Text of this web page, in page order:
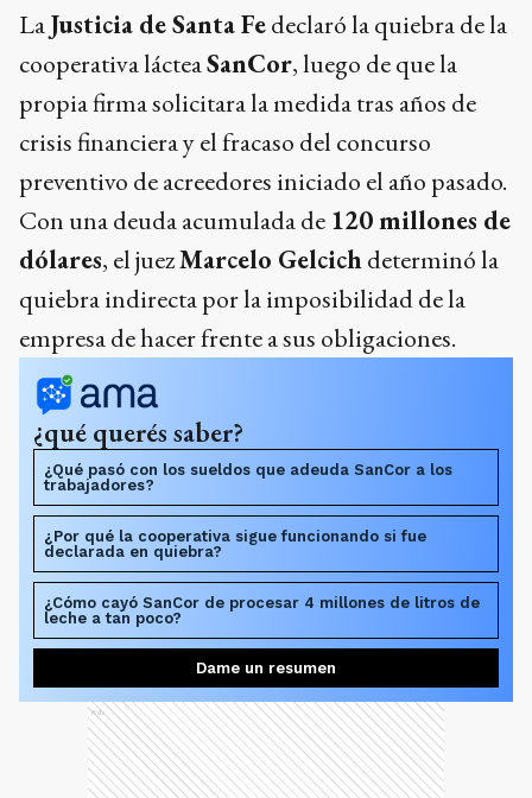
LaJusticia de Santa Fedeclaró la quiebra de la
cooperativa lácteaSanCor, luego de que la
propia firma solicitara la medida tras años de
crisis financiera y el fracaso del concurso
preventivo de acreedores iniciado el año pasado.
Con una deuda acumulada de 120 millones de
dólares, el juezMarcelo Gelcichdeterminó la
quiebra indirecta por la imposibilidad de la
empresa de hacer frente a sus obligaciones.
¿qué querés saber?
¿Qué pasó con los sueldos que adeuda SanCor a los
trabajadores?
¿Por qué la cooperativa sigue funcionando si fue
declarada en quiebra?
¿Cómo cayó SanCor de procesar 4 millones de litros de
leche a tan poco?
Dame un resumen
Ads